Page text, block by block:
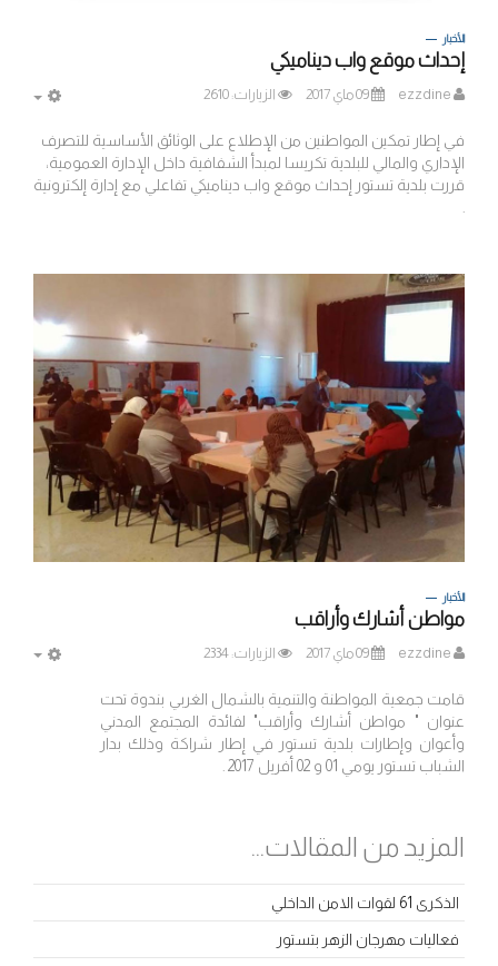
الأخبار
إحداث موقع واب ديناميكي
ezzdine 09 ماي 2017 الزيارات: 2610
في إطار تمكين المواطنين من الإطلاع على الوثائق الأساسية للتصرف
الإداري والمالي للبلدية تكريسا لمبدأ الشفافية داخل الإدارة العمومية،
قررت بلدية تستور إحداث موقع واب ديناميكي تفاعلي مع إدارة إلكترونية
.
الأخبار
مواطن أشارك وأراقب
ezzdine 09 ماي 2017 الزيارات: 2334
قامت جمعية المواطنة والتنمية بالشمال الغربي بندوة تحت
عنوان " مواطن أشارك وأراقب" لفائدة المجتمع المدني
وأعوان وإطارات بلدية تستور في إطار شراكة وذلك بدار
الشباب تستور يومي 01 و 02 أفريل 2017 .
المزيد من المقالات...
الذكرى 61 لقوات الامن الداخلي
فعاليات مهرجان الزهر بتستور